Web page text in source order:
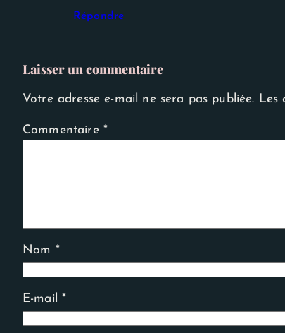
Répondre
Laisser un commentaire
Votre adresse e-mail ne sera pas publiée. Les
Commentaire *
Nom *
E-mail*